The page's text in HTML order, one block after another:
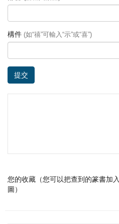
構件 (如“禧”可輸入“示”或“喜”)
提交
您的收藏（您可以把查到的篆書加
圖）